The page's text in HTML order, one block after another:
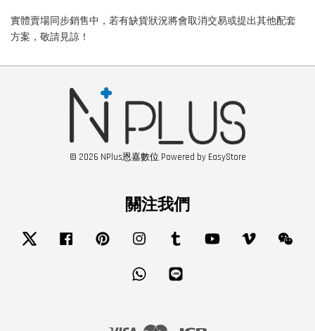
實體賣場同步銷售中，若有缺貨狀況將會取消交易或提出其他配套
方案，敬請見諒！
© 2026 NPlus恩嘉數位 Powered by EasyStore
關注我們
Twitter Facebook Pinterest Instagram Tumblr YouTube Vimeo
Whatsapp
Visa Master